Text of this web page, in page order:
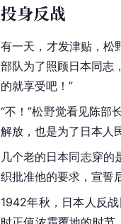
投身反战
有一天，才发津贴，松
部队为了照顾日本同志
的就享受吧！”
“不！”松野觉看见陈部
解放，也是为了日本人
几个老的日本同志穿
织批准他的要求，宣誓
1942年秋，日本人反